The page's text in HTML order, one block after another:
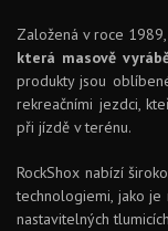
Založená v roce
která masově
produkty jsou
rekreačními jezdci,
při jízdě v terénu.
RockShox nabízí
technologiemi, jako
nastavitelných